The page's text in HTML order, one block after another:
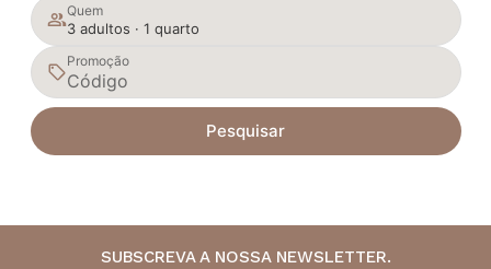
Quem
3 adultos · 1 quarto
Promoção
Pesquisar
SUBSCREVA A NOSSA NEWSLETTER.